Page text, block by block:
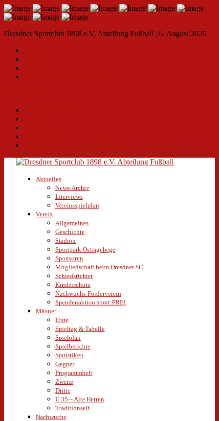
Dresdner Sportclub 1898 e.V. Abteilung Fußball | 6. August 2026
Aktuelles
News-Archiv
Interviews
Vereinsspielplan
Verein
Allgemeines
Geschichte
Stadion
Sportpark Ostragehege
Sponsoren
Mitgliedschaft beim Dresdner SC
Schiedsrichter
Kinderschutz
Nachwuchs-Förderverein
Spendenaktion sport:FREI
Männer
Erste
Spieltag & Tabelle
Spielplan
Spielberichte
Statistiken
Gegner
Programmheft
Zweite
Dritte
Ü 35 – Alte Herren
Traditionself
Nachwuchs